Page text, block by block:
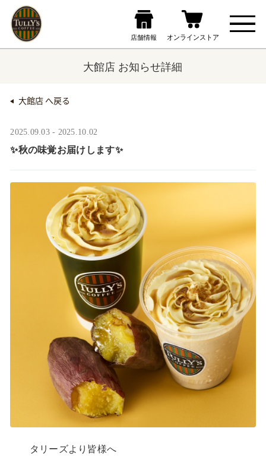
大館店 お知らせ詳細
大館店 へ戻る
2025.09.03 - 2025.10.02
✨秋の味覚お届けします✨
タリーズより皆様へ